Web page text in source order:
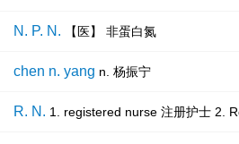
N. P. N. 【医】 非蛋白氮
chen n. yang n. 杨振宁
R. N. 1. registered nurse 注册护士 2.